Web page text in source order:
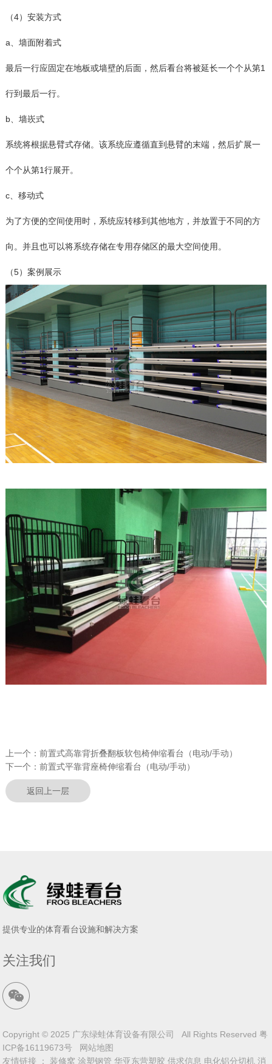
（4）安装方式
a、墙面附着式
最后一行应固定在地板或墙壁的后面，然后看台将被延长一个个从第1
行到最后一行。
b、墙崁式
系统将根据悬臂式存储。该系统应遵循直到悬臂的末端，然后扩展一
个个从第1行展开。
c、移动式
为了方便的空间使用时，系统应转移到其他地方，并放置于不同的方
向。并且也可以将系统存储在专用存储区的最大空间使用。
（5）案例展示
上一个： 前置式高靠背折叠翻板软包椅伸缩看台（电动/手动）
下一个： 前置式平靠背座椅伸缩看台（电动/手动）
返回上一层
提供专业的体育看台设施和解决方案
关注我们
Copyright © 2025 广东绿蛙体育设备有限公司 All Rights Reserved 粤
ICP备16119673号
网站地图
友情链接 ： 装修窝 涂塑钢管 华亚东营塑胶 供求信息 电化铝分切机 消